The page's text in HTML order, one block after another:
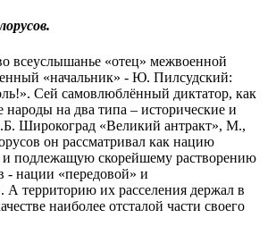
всеуслышанье «отец» межвоенной
«начальник» - Ю. Пилсудский:
Сей самовлюблённый диктатор, как
народы на два типа – исторические и
Широкоград «Великий антракт», М.,
он рассматривал как нацию
и подлежащую скорейшему растворению
- нации «передовой» и
А территорию их расселения держал в
наиболее отсталой части своего